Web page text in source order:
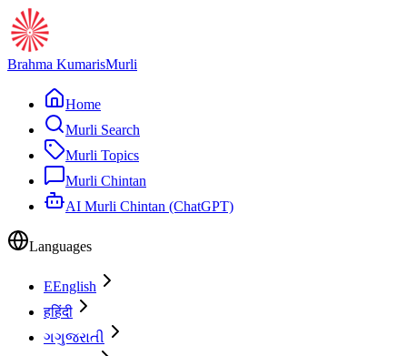
Brahma KumarisMurli
Home
Murli Search
Murli Topics
Murli Chintan
AI Murli Chintan (ChatGPT)
Languages
EEnglish
हहिंदी
ગગુજરાતી